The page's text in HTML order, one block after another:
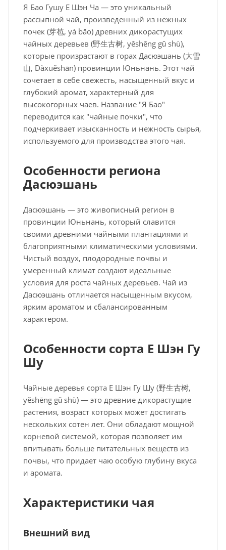
Я Бао Гушу Е Шэн Ча — это уникальный
рассыпной чай, произведенный из нежных
почек (芽苞, yá bāo) древних дикорастущих
чайных деревьев (野生古树, yěshēng gǔ shù),
которые произрастают в горах Дасюэшань (大雪
山, Dàxuěshān) провинции Юньнань. Этот чай
сочетает в себе свежесть, насыщенный вкус и
глубокий аромат, характерный для
высокогорных чаев. Название "Я Бао"
переводится как "чайные почки", что
подчеркивает изысканность и нежность сырья,
используемого для производства этого чая.
Особенности региона
Дасюэшань
Дасюэшань — это живописный регион в
провинции Юньнань, который славится
своими древними чайными плантациями и
благоприятными климатическими условиями.
Чистый воздух, плодородные почвы и
умеренный климат создают идеальные
условия для роста чайных деревьев. Чай из
Дасюэшань отличается насыщенным вкусом,
ярким ароматом и сбалансированным
характером.
Особенности сорта Е Шэн Гу
Шу
Чайные деревья сорта Е Шэн Гу Шу (野生古树,
yěshēng gǔ shù) — это древние дикорастущие
растения, возраст которых может достигать
нескольких сотен лет. Они обладают мощной
корневой системой, которая позволяет им
впитывать больше питательных веществ из
почвы, что придает чаю особую глубину вкуса
и аромата.
Характеристики чая
Внешний вид